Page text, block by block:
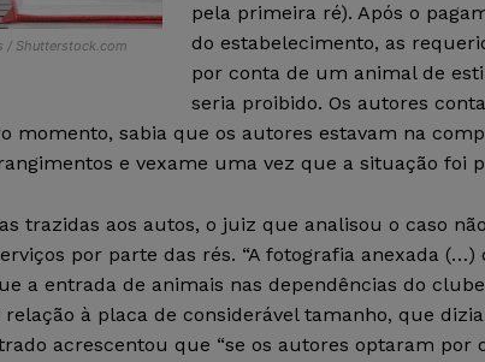
/ Shutterstock.com
pela primeira ré). Após o
do estabelecimento, as
por conta de um animal de
seria proibido. Os autores
momento, sabia que os autores estavam na
e vexame uma vez que a situação foi
trazidas aos autos, o juiz que analisou o caso
por parte das rés. “A fotografia anexada
a entrada de animais nas dependências do
à placa de considerável tamanho, que
acrescentou que “se os autores optaram